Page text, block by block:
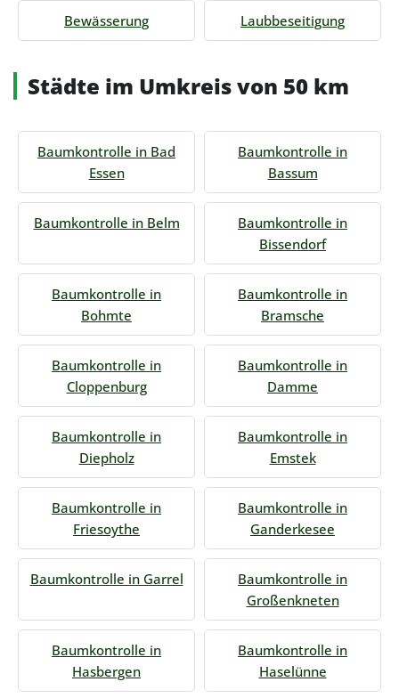
Bewässerung Laubbeseitigung
Städte im Umkreis von 50 km
Baumkontrolle in Bad
Essen
Baumkontrolle in
Bassum
Baumkontrolle in Belm
Baumkontrolle in
Bissendorf
Baumkontrolle in
Bohmte
Baumkontrolle in
Bramsche
Baumkontrolle in
Cloppenburg
Baumkontrolle in
Damme
Baumkontrolle in
Diepholz
Baumkontrolle in
Emstek
Baumkontrolle in
Friesoythe
Baumkontrolle in
Ganderkesee
Baumkontrolle in Garrel
Baumkontrolle in
Großenkneten
Baumkontrolle in
Hasbergen
Baumkontrolle in
Haselünne